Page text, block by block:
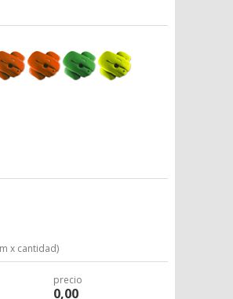
x cantidad)
precio
0,00